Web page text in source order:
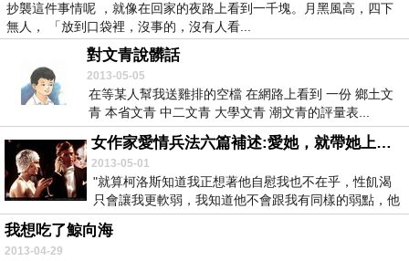
抄襲這件事情呢 ，就像在回家的夜路上看到一千塊。月黑風高，四下
無人， 「放到口袋裡，沒事的，沒有人看...
對文青說髒話
2013-05-05
在等某人幫我送雞排的空檔 在網路上看到 一份 鄉土文
青 本省文青 中二文青 大學文青 潮文青的評量表...
女作家愛情兵法六篇補述:愛她，就帶她上櫃吧。
2013-05-01
"就算柯洛斯知道我正想著他自慰我也不在乎，性飢渴
只會讓我更軟弱，我知道他不會跟我有同樣的弱點，他
絕對...
我想吃了鯨向海
2013-04-29